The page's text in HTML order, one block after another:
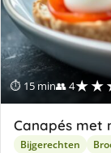
⏱ 15 min👥 4
Canapés met
Bijgerechten